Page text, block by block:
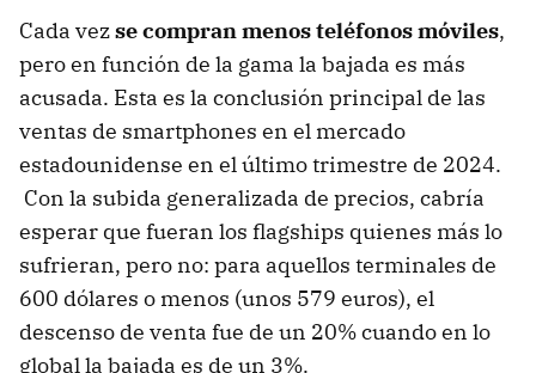
Cada vezse compran menos teléfonos móviles,
pero en función de la gama la bajada es más
acusada. Esta es la conclusión principal de las
ventas de smartphones en el mercado
estadounidense en el último trimestre de 2024.
Con la subida generalizada de precios, cabría
esperar que fueran los flagships quienes más lo
sufrieran, pero no: para aquellos terminales de
600 dólares o menos (unos 579 euros), el
descenso de venta fue de un 20% cuando en lo
global la bajada es de un 3%.